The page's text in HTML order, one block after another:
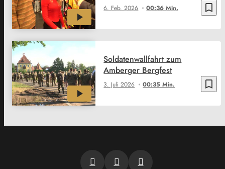
bookmark_border
6. Feb. 2026 00:36 Min.
bookmark_border
3. Juli 2026 00:35 Min.
Soldatenwallfahrt zum
Amberger Bergfest